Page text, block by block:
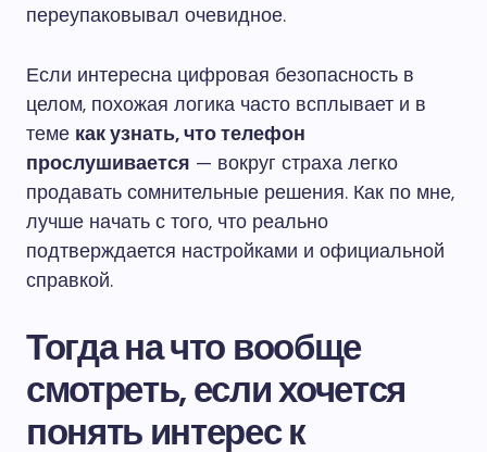
переупаковывал очевидное.
Если интересна цифровая безопасность в
целом, похожая логика часто всплывает и в
теме как узнать, что телефон
прослушивается — вокруг страха легко
продавать сомнительные решения. Как по мне,
лучше начать с того, что реально
подтверждается настройками и официальной
справкой.
Тогда на что вообще
смотреть, если хочется
понять интерес к